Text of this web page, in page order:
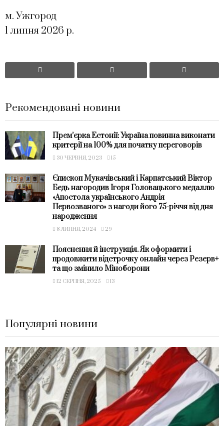
м. Ужгород
1 липня 2026 р.
Рекомендовані новини
Прем’єрка Естонії: Україна повинна виконати
критерії на 100% для початку переговорів
30 ЧЕРВНЯ, 2023 15
Єпископ Мукачівський і Карпатський Віктор
Бедь нагородив Ігоря Головацького медаллю
«Апостола українського Андрія
Первозваного» з нагоди його 75-річчя від дня
народження
8 ЛИПНЯ, 2024 29
Пояснення й інструкція. Як оформити і
продовжити відстрочку онлайн через Резерв+
та що змінило Міноборони
12 СЕРПНЯ, 2025 13
Популярні новини